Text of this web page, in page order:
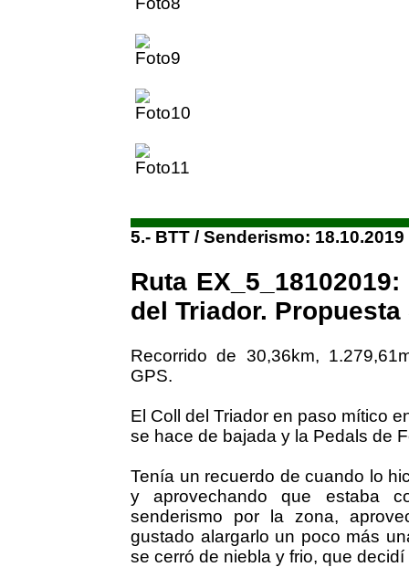
5.- BTT / Senderismo: 18.10.2019
Ruta
del Triador. Propuesta
Recorrido de 30,36km,
GPS.
El Coll del Triador en paso mítico
se hace de bajada y la Pedals de
Tenía un recuerdo de cuando lo
y aprovechando que estaba
senderismo por la zona,
gustado alargarlo un poco más
se cerró de niebla y frio, que